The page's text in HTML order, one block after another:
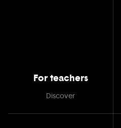
For teachers
Discover